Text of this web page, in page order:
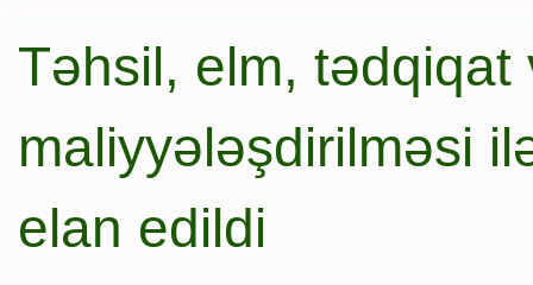
Təhsil, elm,
maliyyələşdirilməsi
elan edildi